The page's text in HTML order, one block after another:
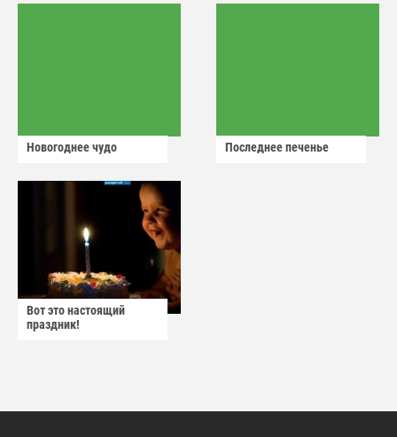
Новогоднее чудо Последнее печенье
Вот это настоящий
праздник!